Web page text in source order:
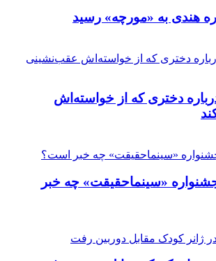
هندی به «مورچه» رسید
دختری که از خواسته‌اش
«سینماحقیقت» چه خبر